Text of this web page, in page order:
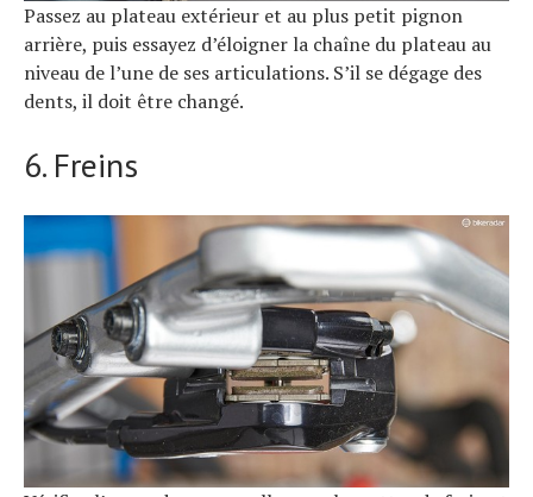
Passez au plateau extérieur et au plus petit pignon
arrière, puis essayez d’éloigner la chaîne du plateau au
niveau de l’une de ses articulations. S’il se dégage des
dents, il doit être changé.
6. Freins